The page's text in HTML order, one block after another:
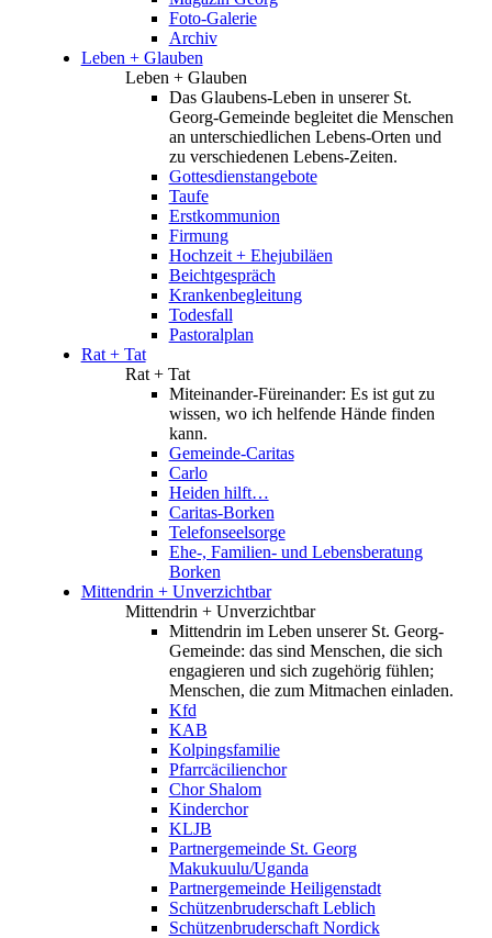
Foto-Galerie
Archiv
Leben + Glauben
Leben + Glauben
Das Glaubens-Leben in unserer St.
Georg-Gemeinde begleitet die Menschen
an unterschiedlichen Lebens-Orten und
zu verschiedenen Lebens-Zeiten.
Gottesdienstangebote
Taufe
Erstkommunion
Firmung
Hochzeit + Ehejubiläen
Beichtgespräch
Krankenbegleitung
Todesfall
Pastoralplan
Rat + Tat
Rat + Tat
Miteinander-Füreinander: Es ist gut zu
wissen, wo ich helfende Hände finden
kann.
Gemeinde-Caritas
Carlo
Heiden hilft…
Caritas-Borken
Telefonseelsorge
Ehe-, Familien- und Lebensberatung
Borken
Mittendrin + Unverzichtbar
Mittendrin + Unverzichtbar
Mittendrin im Leben unserer St. Georg-
Gemeinde: das sind Menschen, die sich
engagieren und sich zugehörig fühlen;
Menschen, die zum Mitmachen einladen.
Kfd
KAB
Kolpingsfamilie
Pfarrcäcilienchor
Chor Shalom
Kinderchor
KLJB
Partnergemeinde St. Georg
Makukuulu/Uganda
Partnergemeinde Heiligenstadt
Schützenbruderschaft Leblich
Schützenbruderschaft Nordick